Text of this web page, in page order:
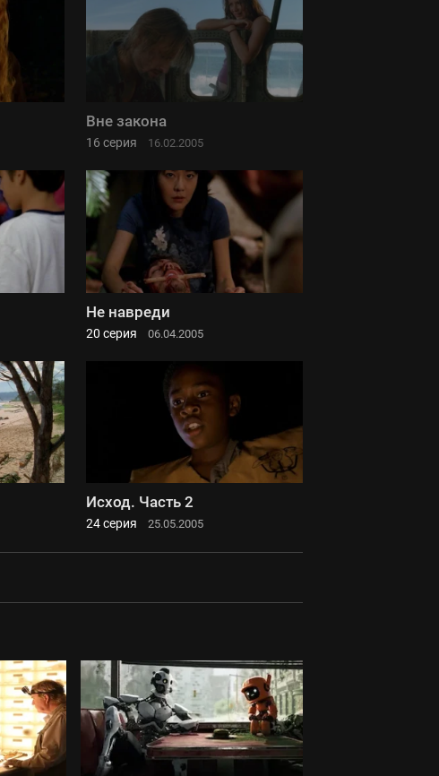
Вне закона
16 серия 16.02.2005
Не навреди
20 серия 06.04.2005
Исход. Часть 2
24 серия 25.05.2005